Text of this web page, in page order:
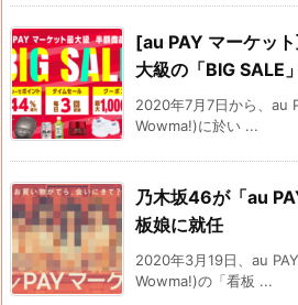
[au PAY マーケッ
大級の「BIG
2020年7月7日から、au
Wowma!)に於い ...
乃木坂46が「au
板娘に就任
2020年3月19日、au
Wowma!)の「看板 ...